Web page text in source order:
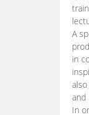
A
in
and
In